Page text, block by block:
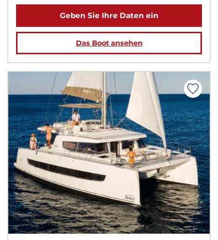
Geben Sie Ihre Daten ein
Das Boot ansehen